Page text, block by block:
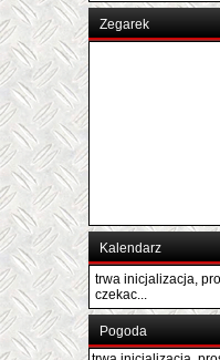
Zegarek
Kalendarz
trwa inicjalizacja,
czekac...
Pogoda